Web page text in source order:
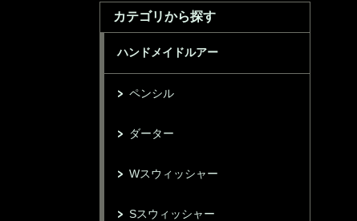
カテゴリから探す
ハンドメイドルアー
ペンシル
ダーター
Wスウィッシャー
Sスウィッシャー